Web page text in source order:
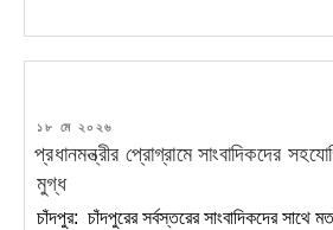
POSTED
১৮ মে ২০২৬
প্রধানমন্ত্রীর প্রোগ্রামে সাংবাদিকদের
মুগ্ধ
চাঁদপুর: চাঁদপুরের সর্বস্তরের সাংবাদিকদের সাথে